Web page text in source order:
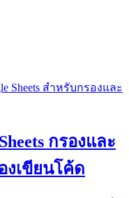
กรองและ
งเขียนโค้ด